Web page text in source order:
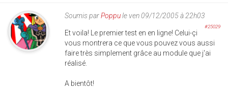
Soumis parPoppule ven 09/12/2005 à 22h03
#25029
Et voila! Le premier test en en ligne! Celui-çi
vous montrera ce que vous pouvez vous aussi
faire très simplement grâce au module que j'ai
réalisé.
A bientôt!